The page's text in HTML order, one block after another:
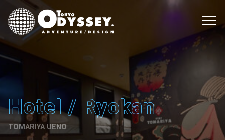
Hotel / Ryokan
TOMARIYA UENO